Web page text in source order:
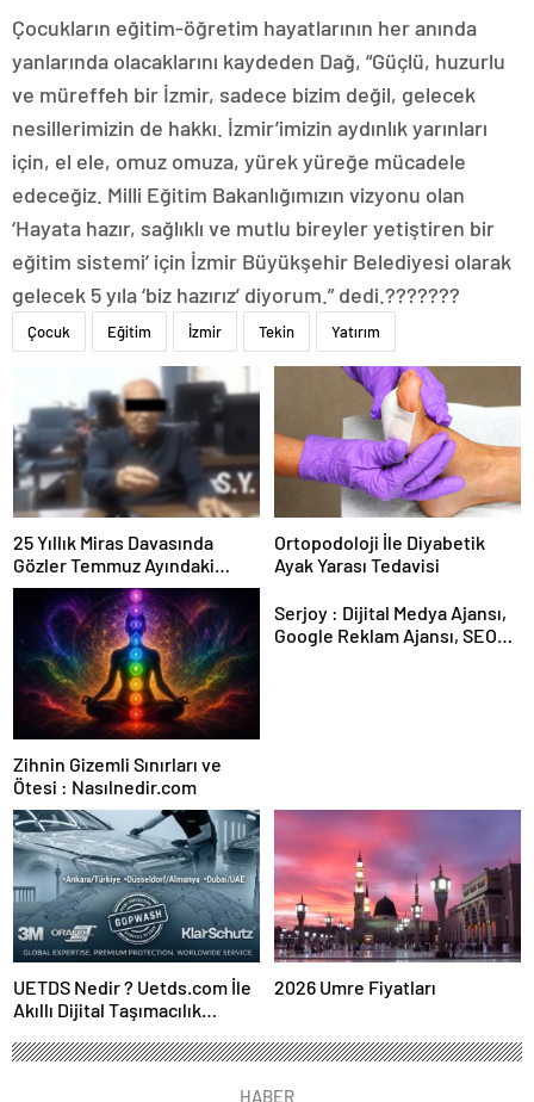
Çocukların eğitim-öğretim hayatlarının her anında
yanlarında olacaklarını kaydeden Dağ, “Güçlü, huzurlu
ve müreffeh bir İzmir, sadece bizim değil, gelecek
nesillerimizin de hakkı. İzmir’imizin aydınlık yarınları
için, el ele, omuz omuza, yürek yüreğe mücadele
edeceğiz. Milli Eğitim Bakanlığımızın vizyonu olan
‘Hayata hazır, sağlıklı ve mutlu bireyler yetiştiren bir
eğitim sistemi’ için İzmir Büyükşehir Belediyesi olarak
gelecek 5 yıla ‘biz hazırız’ diyorum.” dedi.???????
Çocuk Eğitim İzmir Tekin Yatırım
25 Yıllık Miras Davasında
Gözler Temmuz Ayındaki
Karar Duruşmasına Çevrildi
Ortopodoloji İle Diyabetik
Ayak Yarası Tedavisi
Zihnin Gizemli Sınırları ve
Ötesi : Nasılnedir.com
Serjoy : Dijital Medya Ajansı,
Google Reklam Ajansı, SEO
UETDS Nedir ? Uetds.com İle
Akıllı Dijital Taşımacılık
2026 Umre Fiyatları
HABER